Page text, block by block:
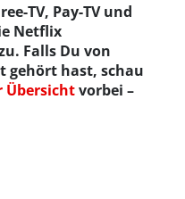
TV, Pay-TV und
Netflix
Falls Du von
gehört hast, schau
Übersichtvorbei –